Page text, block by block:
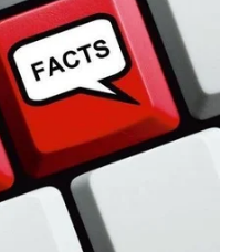
cứu trợ người